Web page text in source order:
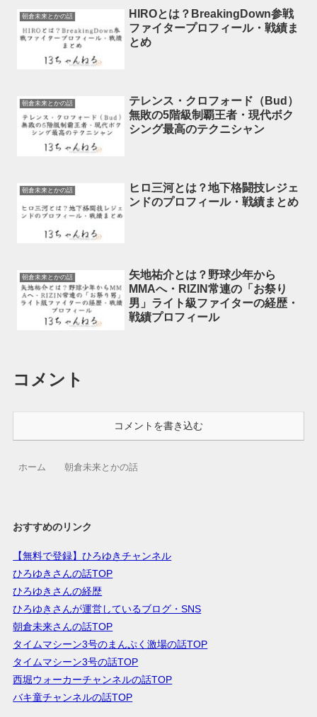
朝倉未来とかの話
HIROとは？BreakingDown参戦
ファイタープロフィール・戦績ま
とめ
朝倉未来とかの話
テレンス・クロフォード（Bud）
無敗の5階級制覇王者・現代ボク
シング最高のテクニシャン
朝倉未来とかの話
ヒロ三河とは？地下格闘技レジェ
ンドのプロフィール・戦績まとめ
朝倉未来とかの話
矢地祐介とは？野球少年から
MMAへ・RIZIN常連の「お祭り
男」ライト級ファイターの経歴・
戦績プロフィール
コメント
コメントを書き込む
ホーム 朝倉未来とかの話
おすすめのリンク
【無料で登録】ひろゆきチャンネル
ひろゆきさんの話TOP
ひろゆきさんの経歴
ひろゆきさんが運営しているブログ・SNS
朝倉未来さんの話TOP
タイムマシーン3号のまんぷく激場の話TOP
タイムマシーン3号の話TOP
西堀ウォーカーチャンネルの話TOP
バキ童チャンネルの話TOP